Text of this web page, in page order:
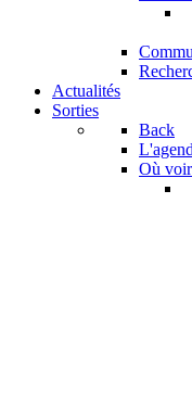
Actualités
Sorties
Back
Où